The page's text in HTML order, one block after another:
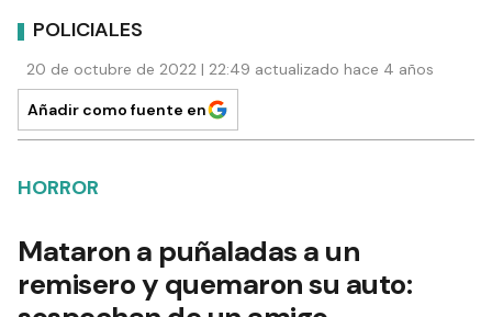
POLICIALES
20 de octubre de 2022 | 22:49 actualizado hace 4 años
Añadir como fuente en
HORROR
Mataron a puñaladas a un
remisero y quemaron su auto: